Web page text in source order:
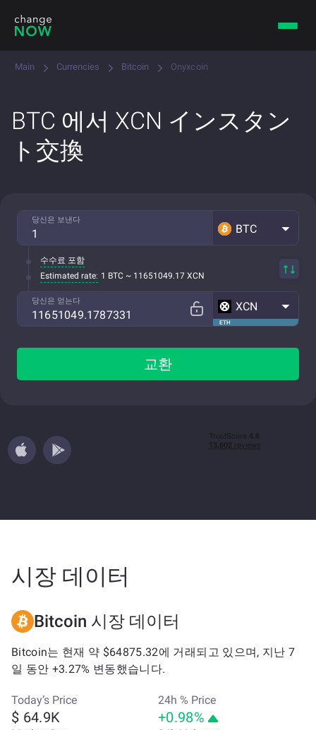
Main Currencies Bitcoin Onyxcoin
BTC 에서 XCN インスタン
ト交換
당신은 보낸다
BTC
수수료 포함
Estimated rate: 1 BTC ~ 11651049.17 XCN
당신은 얻는다
ETH
XCN
교환
시장 데이터
Bitcoin 시장 데이터
Bitcoin는 현재 약 $64875.32에 거래되고 있으며, 지난 7
일 동안 +3.27% 변동했습니다.
Today’s Price
$ 64.9K
24h % Price
+0.98%